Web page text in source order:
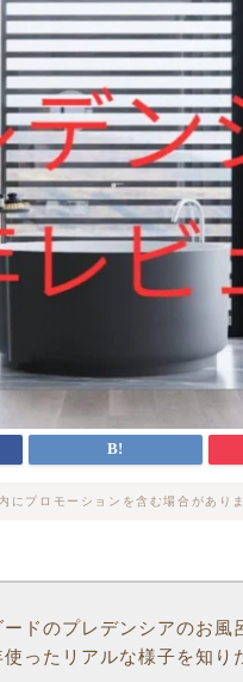
にプロモーションを含む場合があり
ドのプレデンシアのお風
ったリアルな様子を知り